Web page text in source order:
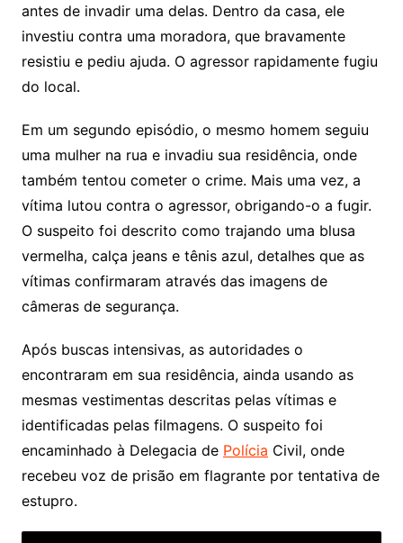
antes de invadir uma delas. Dentro da casa, ele
investiu contra uma moradora, que bravamente
resistiu e pediu ajuda. O agressor rapidamente fugiu
do local.
Em um segundo episódio, o mesmo homem seguiu
uma mulher na rua e invadiu sua residência, onde
também tentou cometer o crime. Mais uma vez, a
vítima lutou contra o agressor, obrigando-o a fugir.
O suspeito foi descrito como trajando uma blusa
vermelha, calça jeans e tênis azul, detalhes que as
vítimas confirmaram através das imagens de
câmeras de segurança.
Após buscas intensivas, as autoridades o
encontraram em sua residência, ainda usando as
mesmas vestimentas descritas pelas vítimas e
identificadas pelas filmagens. O suspeito foi
encaminhado à Delegacia de Polícia Civil, onde
recebeu voz de prisão em flagrante por tentativa de
estupro.